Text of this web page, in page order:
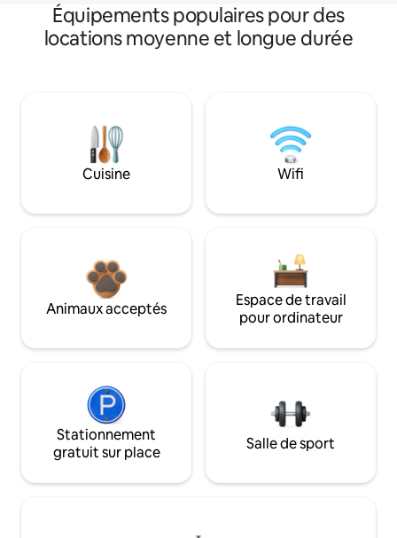
Équipements populaires pour des
locations moyenne et longue durée
Cuisine Wifi
Animaux acceptés
Espace de travail
pour ordinateur
Stationnement
gratuit sur place
Salle de sport